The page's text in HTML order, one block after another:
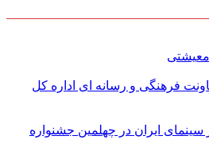
معیشتی
فرهنگی و رسانه ای اداره کل
سینمای ایران در چهلمین جشنواره